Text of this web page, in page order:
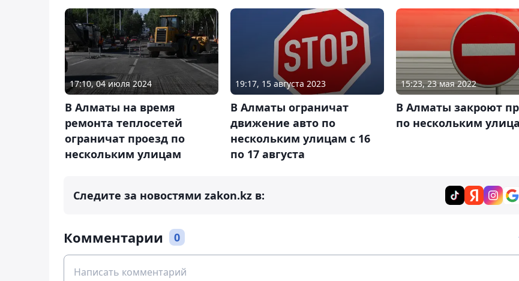
17:10, 04 июля 2024
В Алматы на время
ремонта теплосетей
ограничат проезд по
нескольким улицам
19:17, 15 августа 2023
В Алматы ограничат
движение авто по
нескольким улицам с 16
по 17 августа
15:23, 23 мая 2022
В Алматы закроют
по нескольким
Следите за новостями zakon.kz в:
Комментарии 0